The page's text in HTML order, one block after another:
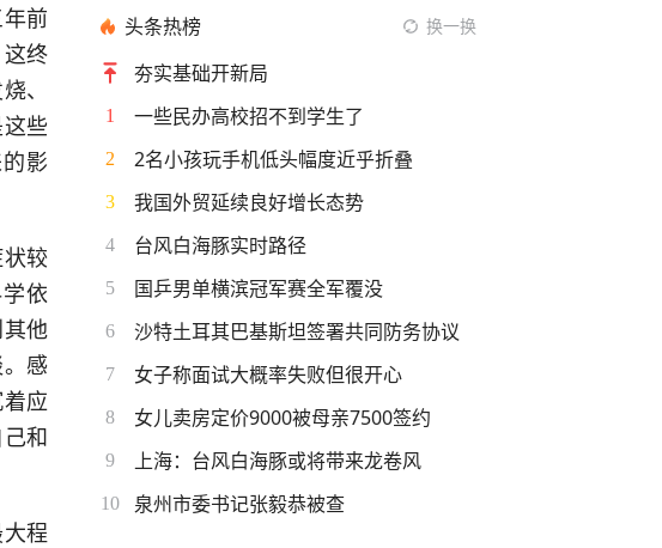
前
终
、
些
影
较
依
他
感
应
和
程
头条热榜 换一换
夯实基础开新局
1 一些民办高校招不到学生了
2 2名小孩玩手机低头幅度近乎折叠
3 我国外贸延续良好增长态势
4 台风白海豚实时路径
5 国乒男单横滨冠军赛全军覆没
6 沙特土耳其巴基斯坦签署共同防务协议
7 女子称面试大概率失败但很开心
8 女儿卖房定价9000被母亲7500签约
9 上海：台风白海豚或将带来龙卷风
10 泉州市委书记张毅恭被查